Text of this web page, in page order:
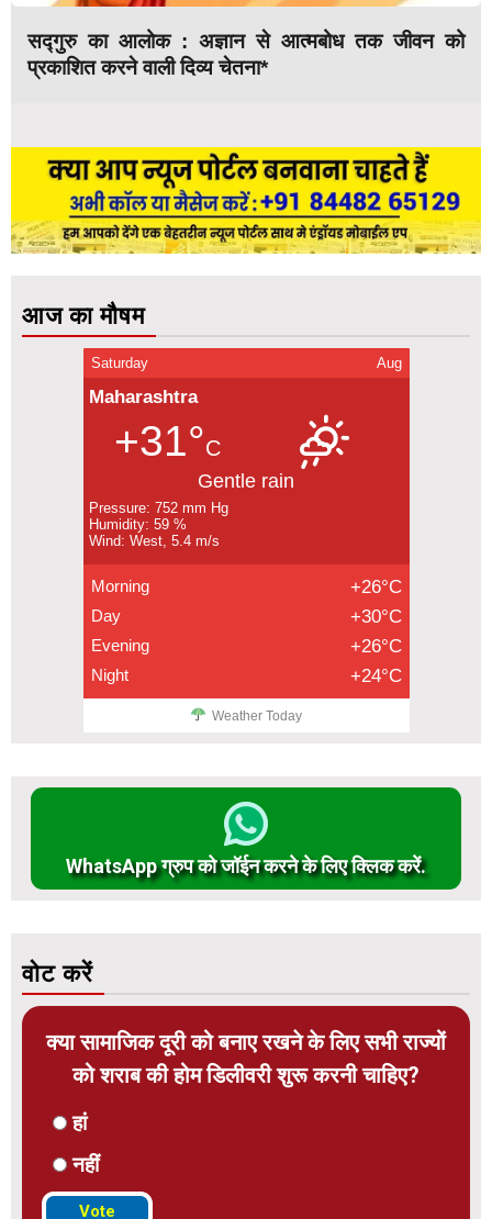
सद्गुरु का आलोक : अज्ञान से आत्मबोध तक जीवन को
प्रकाशित करने वाली दिव्य चेतना*
आज का मौषम
Saturday Aug
Maharashtra
+31°C
Gentle rain
Pressure: 752 mm Hg
Humidity: 59 %
Wind: West, 5.4 m/s
Morning +26°C
Day +30°C
Evening +26°C
Night +24°C
Weather Today
WhatsApp ग्रुप को जॉईन करने के लिए क्लिक करें.
वोट करें
क्या सामाजिक दूरी को बनाए रखने के लिए सभी राज्यों
को शराब की होम डिलीवरी शुरू करनी चाहिए?
हां
नहीं